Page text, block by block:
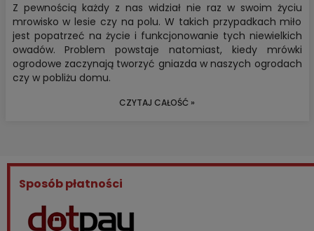
Z pewnością każdy z nas widział nie raz w swoim życiu
mrowisko w lesie czy na polu. W takich przypadkach miło
jest popatrzeć na życie i funkcjonowanie tych niewielkich
owadów. Problem powstaje natomiast, kiedy mrówki
ogrodowe zaczynają tworzyć gniazda w naszych ogrodach
czy w pobliżu domu.
CZYTAJ CAŁOŚĆ »
Sposób płatności